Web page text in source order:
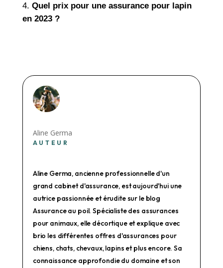
Quel prix pour une assurance pour lapin
en 2023 ?
Aline Germa
AUTEUR
Aline Germa, ancienne professionnelle d'un
grand cabinet d'assurance, est aujourd'hui une
autrice passionnée et érudite sur le blog
Assurance au poil. Spécialiste des assurances
pour animaux, elle décortique et explique avec
brio les différentes offres d'assurances pour
chiens, chats, chevaux, lapins et plus encore. Sa
connaissance approfondie du domaine et son